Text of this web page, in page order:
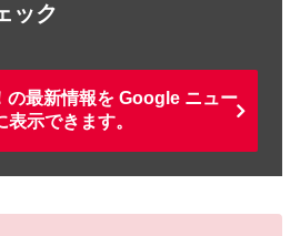
ック
の最新情報を Google ニュー
表示できます。